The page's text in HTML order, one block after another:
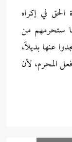
في إكراه
ستحرمهم من
عنها بديلاً،
المحرم، لأن